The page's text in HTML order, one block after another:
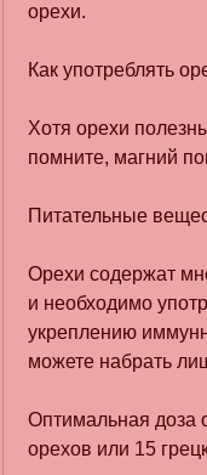
орехи.
Как употреблять
Хотя орехи
помните, магний
Питательные
Орехи содержат
и необходимо
укреплению
можете набрать
Оптимальная доза
орехов или 15